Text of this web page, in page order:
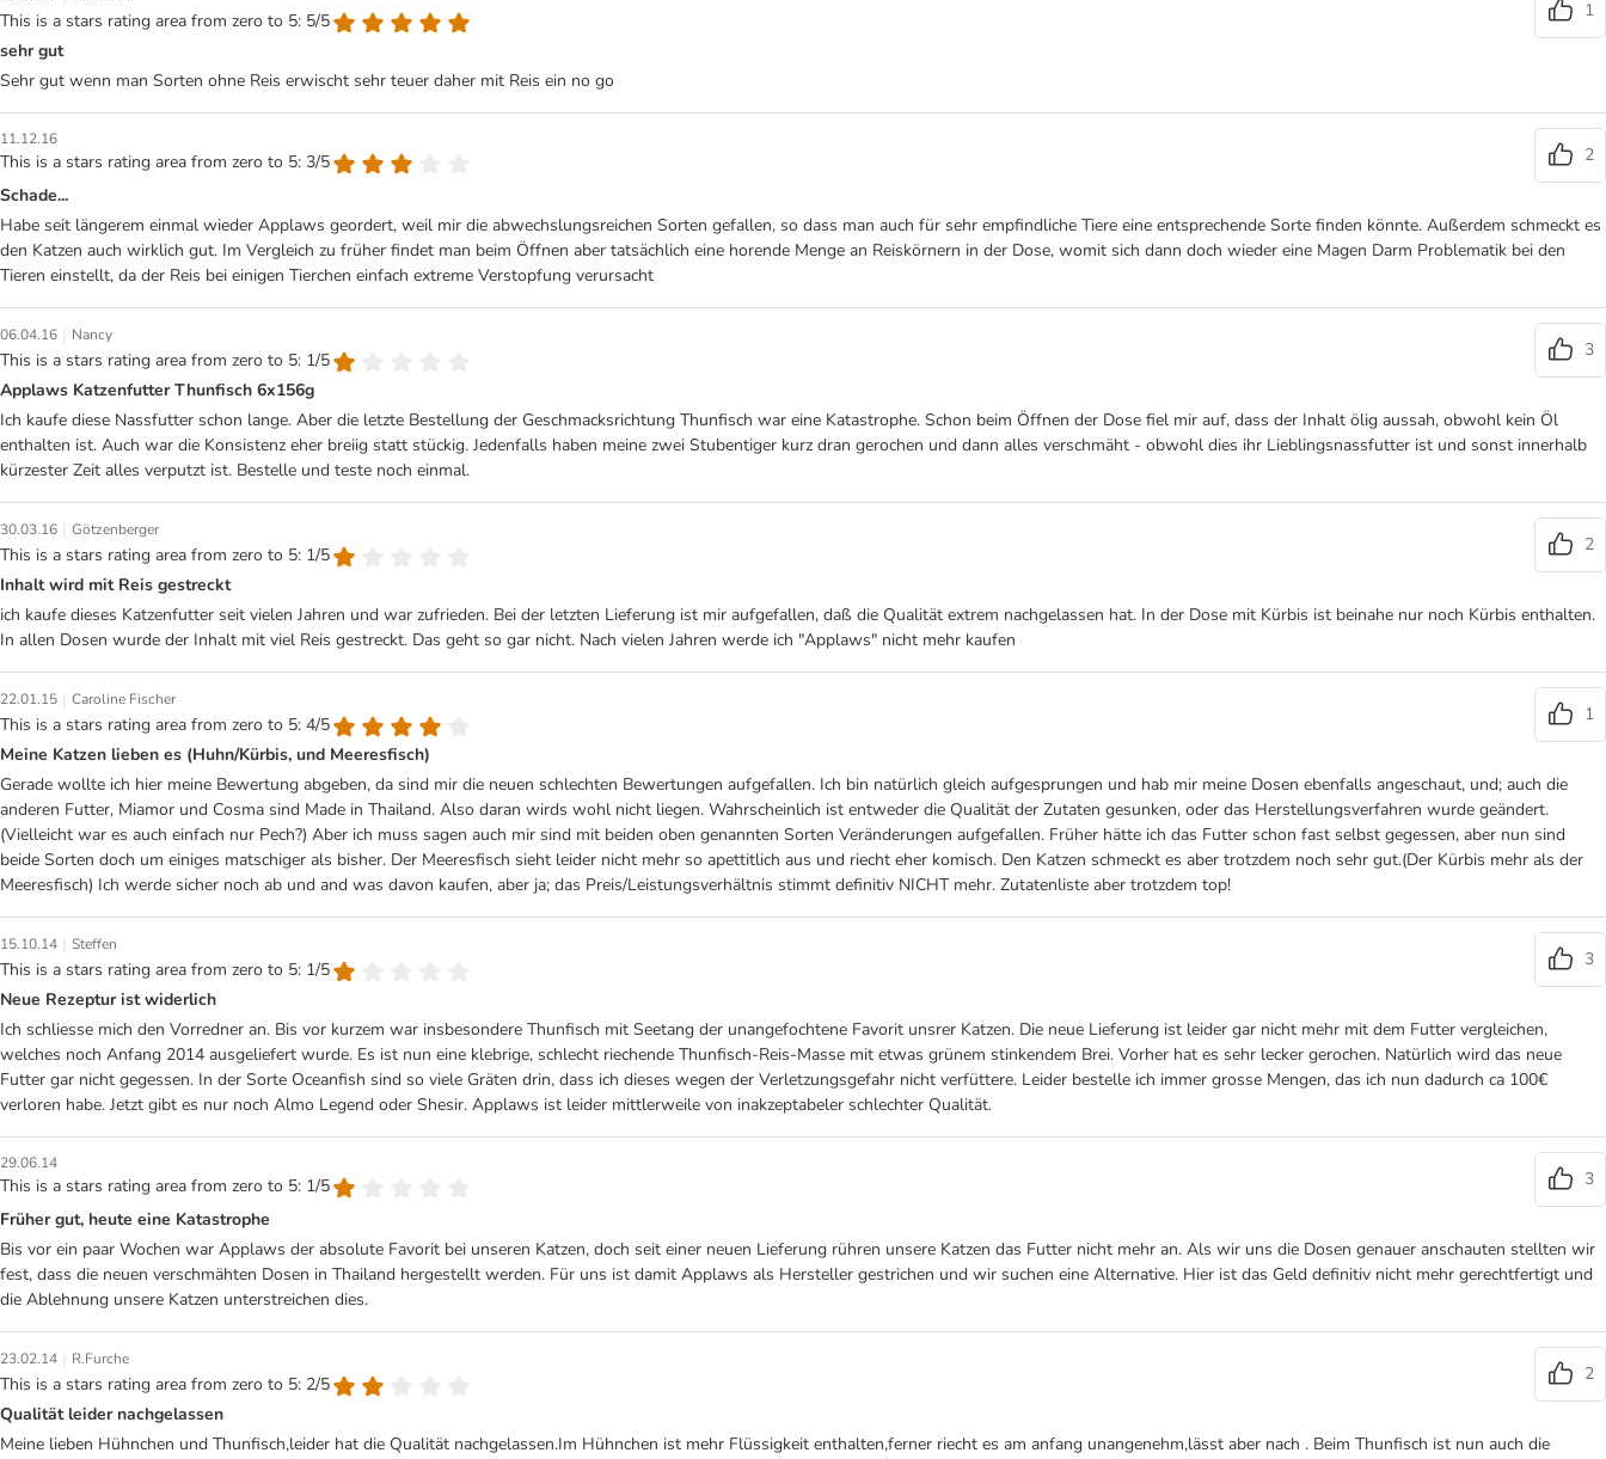
This is a stars rating area from zero to 5: 5/5
1
sehr gut
Sehr gut wenn man Sorten ohne Reis erwischt sehr teuer daher mit Reis ein no go
11.12.16
This is a stars rating area from zero to 5: 3/5
2
Schade...
Habe seit längerem einmal wieder Applaws geordert, weil mir die abwechslungsreichen Sorten gefallen, so dass man auch für sehr empfindliche Tiere eine entsprechende Sorte finden könnte. Außerdem schmeckt es
den Katzen auch wirklich gut. Im Vergleich zu früher findet man beim Öffnen aber tatsächlich eine horende Menge an Reiskörnern in der Dose, womit sich dann doch wieder eine Magen Darm Problematik bei den
Tieren einstellt, da der Reis bei einigen Tierchen einfach extreme Verstopfung verursacht
06.04.16 | Nancy
This is a stars rating area from zero to 5: 1/5
3
Applaws Katzenfutter Thunfisch 6x156g
Ich kaufe diese Nassfutter schon lange. Aber die letzte Bestellung der Geschmacksrichtung Thunfisch war eine Katastrophe. Schon beim Öffnen der Dose fiel mir auf, dass der Inhalt ölig aussah, obwohl kein Öl
enthalten ist. Auch war die Konsistenz eher breiig statt stückig. Jedenfalls haben meine zwei Stubentiger kurz dran gerochen und dann alles verschmäht - obwohl dies ihr Lieblingsnassfutter ist und sonst innerhalb
kürzester Zeit alles verputzt ist. Bestelle und teste noch einmal.
30.03.16 | Götzenberger
This is a stars rating area from zero to 5: 1/5
2
Inhalt wird mit Reis gestreckt
ich kaufe dieses Katzenfutter seit vielen Jahren und war zufrieden. Bei der letzten Lieferung ist mir aufgefallen, daß die Qualität extrem nachgelassen hat. In der Dose mit Kürbis ist beinahe nur noch Kürbis enthalten.
In allen Dosen wurde der Inhalt mit viel Reis gestreckt. Das geht so gar nicht. Nach vielen Jahren werde ich "Applaws" nicht mehr kaufen
22.01.15 | Caroline Fischer
This is a stars rating area from zero to 5: 4/5
1
Meine Katzen lieben es (Huhn/Kürbis, und Meeresfisch)
Gerade wollte ich hier meine Bewertung abgeben, da sind mir die neuen schlechten Bewertungen aufgefallen. Ich bin natürlich gleich aufgesprungen und hab mir meine Dosen ebenfalls angeschaut, und; auch die
anderen Futter, Miamor und Cosma sind Made in Thailand. Also daran wirds wohl nicht liegen. Wahrscheinlich ist entweder die Qualität der Zutaten gesunken, oder das Herstellungsverfahren wurde geändert.
(Vielleicht war es auch einfach nur Pech?) Aber ich muss sagen auch mir sind mit beiden oben genannten Sorten Veränderungen aufgefallen. Früher hätte ich das Futter schon fast selbst gegessen, aber nun sind
beide Sorten doch um einiges matschiger als bisher. Der Meeresfisch sieht leider nicht mehr so apettitlich aus und riecht eher komisch. Den Katzen schmeckt es aber trotzdem noch sehr gut.(Der Kürbis mehr als der
Meeresfisch) Ich werde sicher noch ab und and was davon kaufen, aber ja; das Preis/Leistungsverhältnis stimmt definitiv NICHT mehr. Zutatenliste aber trotzdem top!
15.10.14 | Steffen
This is a stars rating area from zero to 5: 1/5
3
Neue Rezeptur ist widerlich
Ich schliesse mich den Vorredner an. Bis vor kurzem war insbesondere Thunfisch mit Seetang der unangefochtene Favorit unsrer Katzen. Die neue Lieferung ist leider gar nicht mehr mit dem Futter vergleichen,
welches noch Anfang 2014 ausgeliefert wurde. Es ist nun eine klebrige, schlecht riechende Thunfisch-Reis-Masse mit etwas grünem stinkendem Brei. Vorher hat es sehr lecker gerochen. Natürlich wird das neue
Futter gar nicht gegessen. In der Sorte Oceanfish sind so viele Gräten drin, dass ich dieses wegen der Verletzungsgefahr nicht verfüttere. Leider bestelle ich immer grosse Mengen, das ich nun dadurch ca 100€
verloren habe. Jetzt gibt es nur noch Almo Legend oder Shesir. Applaws ist leider mittlerweile von inakzeptabeler schlechter Qualität.
29.06.14
This is a stars rating area from zero to 5: 1/5
3
Früher gut, heute eine Katastrophe
Bis vor ein paar Wochen war Applaws der absolute Favorit bei unseren Katzen, doch seit einer neuen Lieferung rühren unsere Katzen das Futter nicht mehr an. Als wir uns die Dosen genauer anschauten stellten wir
fest, dass die neuen verschmähten Dosen in Thailand hergestellt werden. Für uns ist damit Applaws als Hersteller gestrichen und wir suchen eine Alternative. Hier ist das Geld definitiv nicht mehr gerechtfertigt und
die Ablehnung unsere Katzen unterstreichen dies.
23.02.14 | R.Furche
This is a stars rating area from zero to 5: 2/5
2
Qualität leider nachgelassen
Meine lieben Hühnchen und Thunfisch,leider hat die Qualität nachgelassen.Im Hühnchen ist mehr Flüssigkeit enthalten,ferner riecht es am anfang unangenehm,lässt aber nach . Beim Thunfisch ist nun auch die